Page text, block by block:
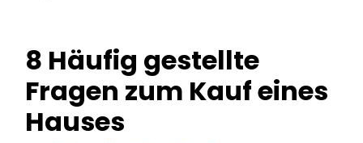
8 Häufig gestellte
Fragen zum Kauf eines
Hauses